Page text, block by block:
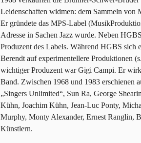
Leidenschaften widmen: dem Sammeln
Er gründete das MPS-Label
Adresse in Sachen Jazz wurde. Neben
Produzent des Labels. Während HGBS sich
Berendt auf experimentellere Produktionen
wichtiger Produzent war Gigi Campi. Er
Band. Zwischen 1968 und 1983 erschienen
„Singers Unlimited“, Sun Ra, George
Kühn, Joachim Kühn, Jean-Luc Ponty,
Murphy, Monty Alexander, Ernest Ranglin,
Künstlern.